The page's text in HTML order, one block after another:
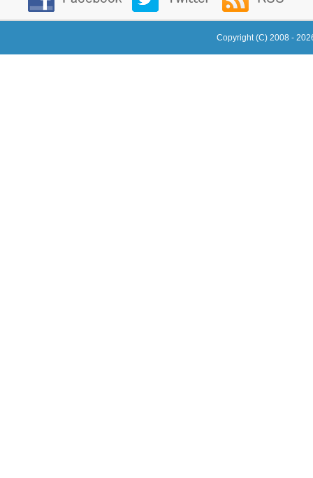
Copyright (C) 2008 -